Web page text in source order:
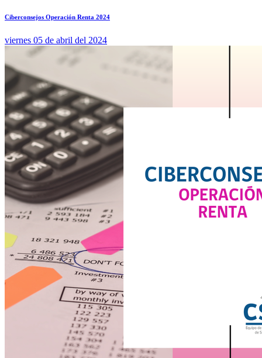
Ciberconsejos Operación Renta 2024
viernes 05 de abril del 2024